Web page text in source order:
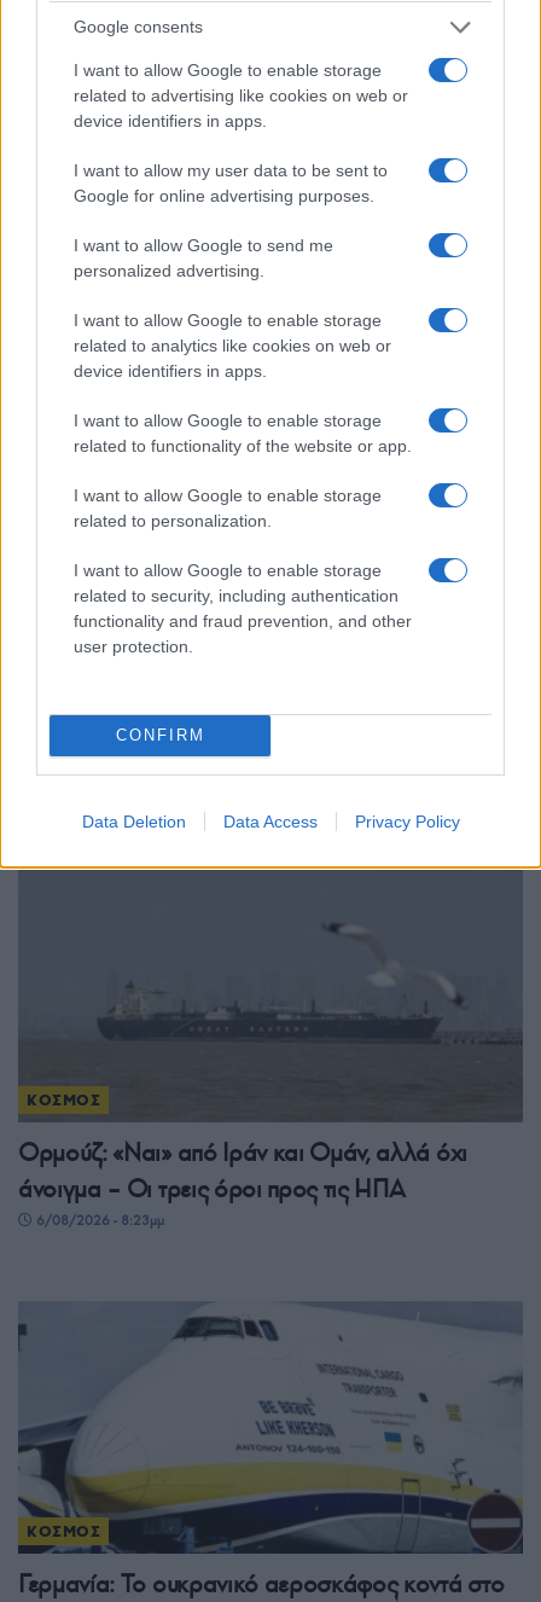
Google consents
I want to allow Google to enable storage
related to advertising like cookies on web or
device identifiers in apps.
I want to allow my user data to be sent to
Google for online advertising purposes.
I want to allow Google to send me
personalized advertising.
I want to allow Google to enable storage
related to analytics like cookies on web or
device identifiers in apps.
I want to allow Google to enable storage
related to functionality of the website or app.
I want to allow Google to enable storage
related to personalization.
I want to allow Google to enable storage
related to security, including authentication
functionality and fraud prevention, and other
user protection.
CONFIRM
Data Deletion Data Access Privacy Policy
ΚΟΣΜΟΣ
Υεμένη: Οι Χούθι ξανανοίγουν το μέτωπο – 58
νεκροί στη φονικότερη επίθεση από το 2022
6/08/2026 - 11:55μμ
Λίβανος: Το Ισραήλ μπλοκάρει νέες ζώνες
αποχώρησης στο νότο
ΚΟΣΜΟΣ
Ορμούζ: «Ναι» από Ιράν και Ομάν, αλλά όχι
άνοιγμα – Οι τρεις όροι προς τις ΗΠΑ
6/08/2026 - 8:23μμ
ΚΟΣΜΟΣ
Γερμανία: Το ουκρανικό αεροσκάφος κοντά στο